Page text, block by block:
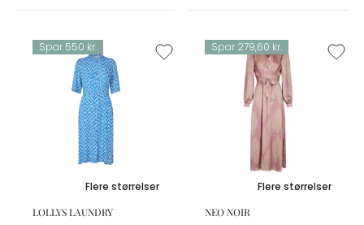
Spar 550 kr.
Flere størrelser
LOLLYS LAUNDRY
Spar 279,60 kr.
Flere størrelser
NEO NOIR